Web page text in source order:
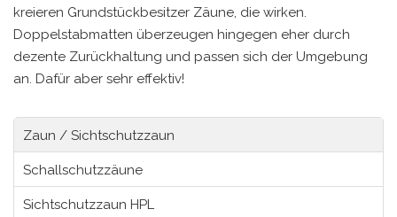
kreieren Grundstückbesitzer Zäune, die wirken.
Doppelstabmatten überzeugen hingegen eher durch
dezente Zurückhaltung und passen sich der Umgebung
an. Dafür aber sehr effektiv!
Zaun / Sichtschutzzaun
Schallschutzzäune
Sichtschutzzaun HPL